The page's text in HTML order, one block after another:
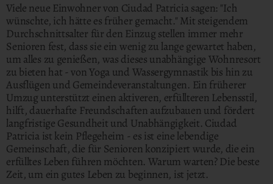
Viele neue Einwohner von Ciudad Patricia sagen: "Ich
wünschte, ich hätte es früher gemacht." Mit steigendem
Durchschnittsalter für den Einzug stellen immer mehr
Senioren fest, dass sie ein wenig zu lange gewartet haben,
um alles zu genießen, was dieses unabhängige Wohnresort
zu bieten hat - von Yoga und Wassergymnastik bis hin zu
Ausflügen und Gemeindeveranstaltungen. Ein früherer
Umzug unterstützt einen aktiveren, erfüllteren Lebensstil,
hilft, dauerhafte Freundschaften aufzubauen und fördert
langfristige Gesundheit und Unabhängigkeit. Ciudad
Patricia ist kein Pflegeheim - es ist eine lebendige
Gemeinschaft, die für Senioren konzipiert wurde, die ein
erfülltes Leben führen möchten. Warum warten? Die beste
Zeit, um ein gutes Leben zu beginnen, ist jetzt.